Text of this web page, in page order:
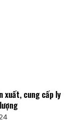
xuất, cung cấp ly